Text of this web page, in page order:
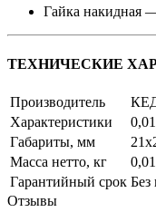
Гайка накидная
ТЕХНИЧЕСКИЕ
Производитель
Характеристики
Габариты, мм
Масса нетто, кг
Гарантийный срок Без
Отзывы